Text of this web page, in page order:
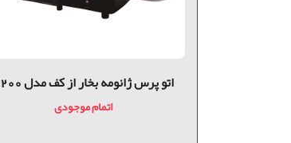
اتو پرس ژانومه بخار از کف مدل 4200
اتمام موجودی